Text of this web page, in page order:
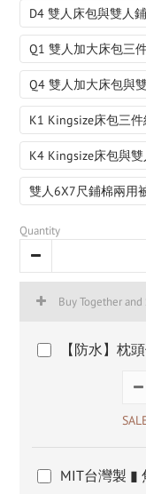
D4 雙人床包與雙人
Q1 雙人加大床包三
Q4 雙人加大床包與
K1 Kingsize床包三件
K4 Kingsize床包與
雙人6X7尺鋪棉兩用
Quantity
Buy Together and
【防水】枕
MIT台灣製 ▮